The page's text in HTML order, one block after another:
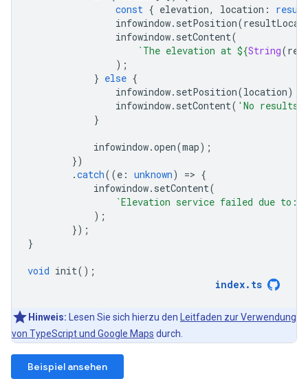
const { elevation, location :
infowindow. setPosition(
infowindow. setContent(
`The elevation at ${String(
);
} else {
infowindow. setPosition(location);
infowindow. setContent( 'No results
}
infowindow.open(map);
})
.catch((e : unknown) => {
infowindow. setContent(
`Elevation service failed due to:
);
});
}
void init();
index. ts
Hinweis: Lesen Sie sich hierzu den
Leitfaden zur Verwendung
von TypeScript und Google Maps durch.
Beispiel ansehen